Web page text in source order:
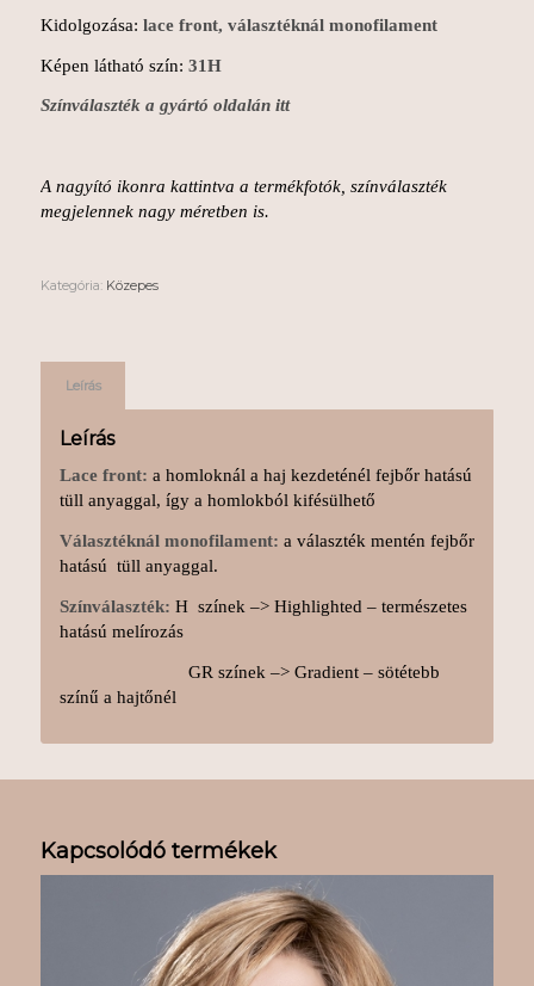
Kidolgozása: lace front, választéknál monofilament
Képen látható szín: 31H
Színválaszték a gyártó oldalán itt
A nagyító ikonra kattintva a termékfotók, színválaszték
megjelennek nagy méretben is.
Kategória: Közepes
Leírás
Leírás
Lace front: a homloknál a haj kezdeténél fejbőr hatású
tüll anyaggal, így a homlokból kifésülhető
Választéknál monofilament: a választék mentén fejbőr
hatású tüll anyaggal.
Színválaszték: H színek –> Highlighted – természetes
hatású melírozás
GR színek –> Gradient – sötétebb
színű a hajtőnél
Kapcsolódó termékek